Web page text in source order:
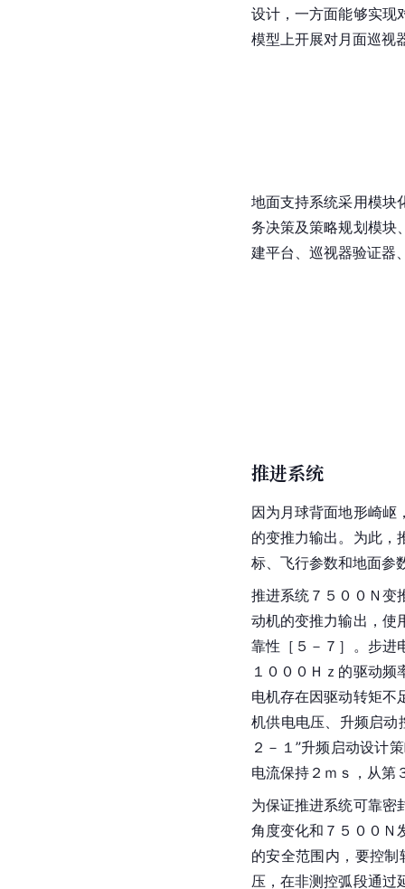
设计，一方面能够实现
模型上开展对月面巡视
地面支持系统采用模块
务决策及策略规划模块
建平台、巡视器验证器
推进系统
因为月球背面地形崎岖
的变推力输出。为此，
标、飞行参数和地面参
推进系统７５００Ｎ变
动机的变推力输出，使
靠性［５－７］。步进
１０００Ｈｚ的驱动频
电机存在因驱动转矩不
机供电电压、升频启动
２－１”升频启动设计
电流保持２ｍｓ，从第
为保证推进系统可靠密
角度变化和７５００Ｎ
的安全范围内，要控
压，在非测控弧段通过